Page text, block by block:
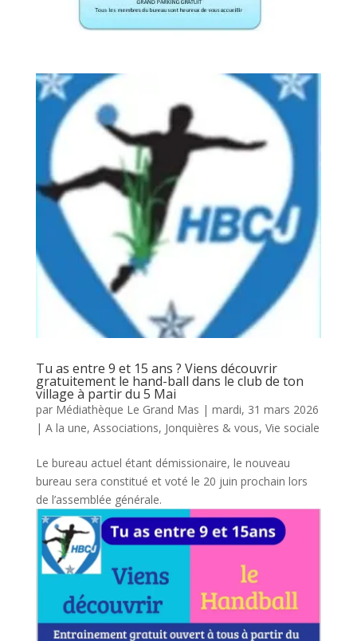
Tu as entre 9 et 15 ans ? Viens découvrir
gratuitement le hand-ball dans le club de ton
village à partir du 5 Mai
par Médiathèque Le Grand Mas | mardi, 31 mars 2026
| A la une, Associations, Jonquières & vous, Vie sociale
Le bureau actuel étant démissionaire, le nouveau
bureau sera constitué et voté le 20 juin prochain lors
de l’assemblée générale.